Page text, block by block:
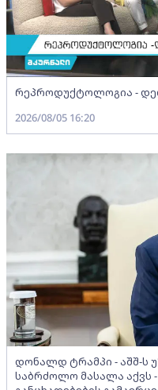
რეპროდუქტოლოგია -
2026/08/05 16:20
დონალდ ტრამპი - აშშ-ს
საბრძოლო მასალა აქვს